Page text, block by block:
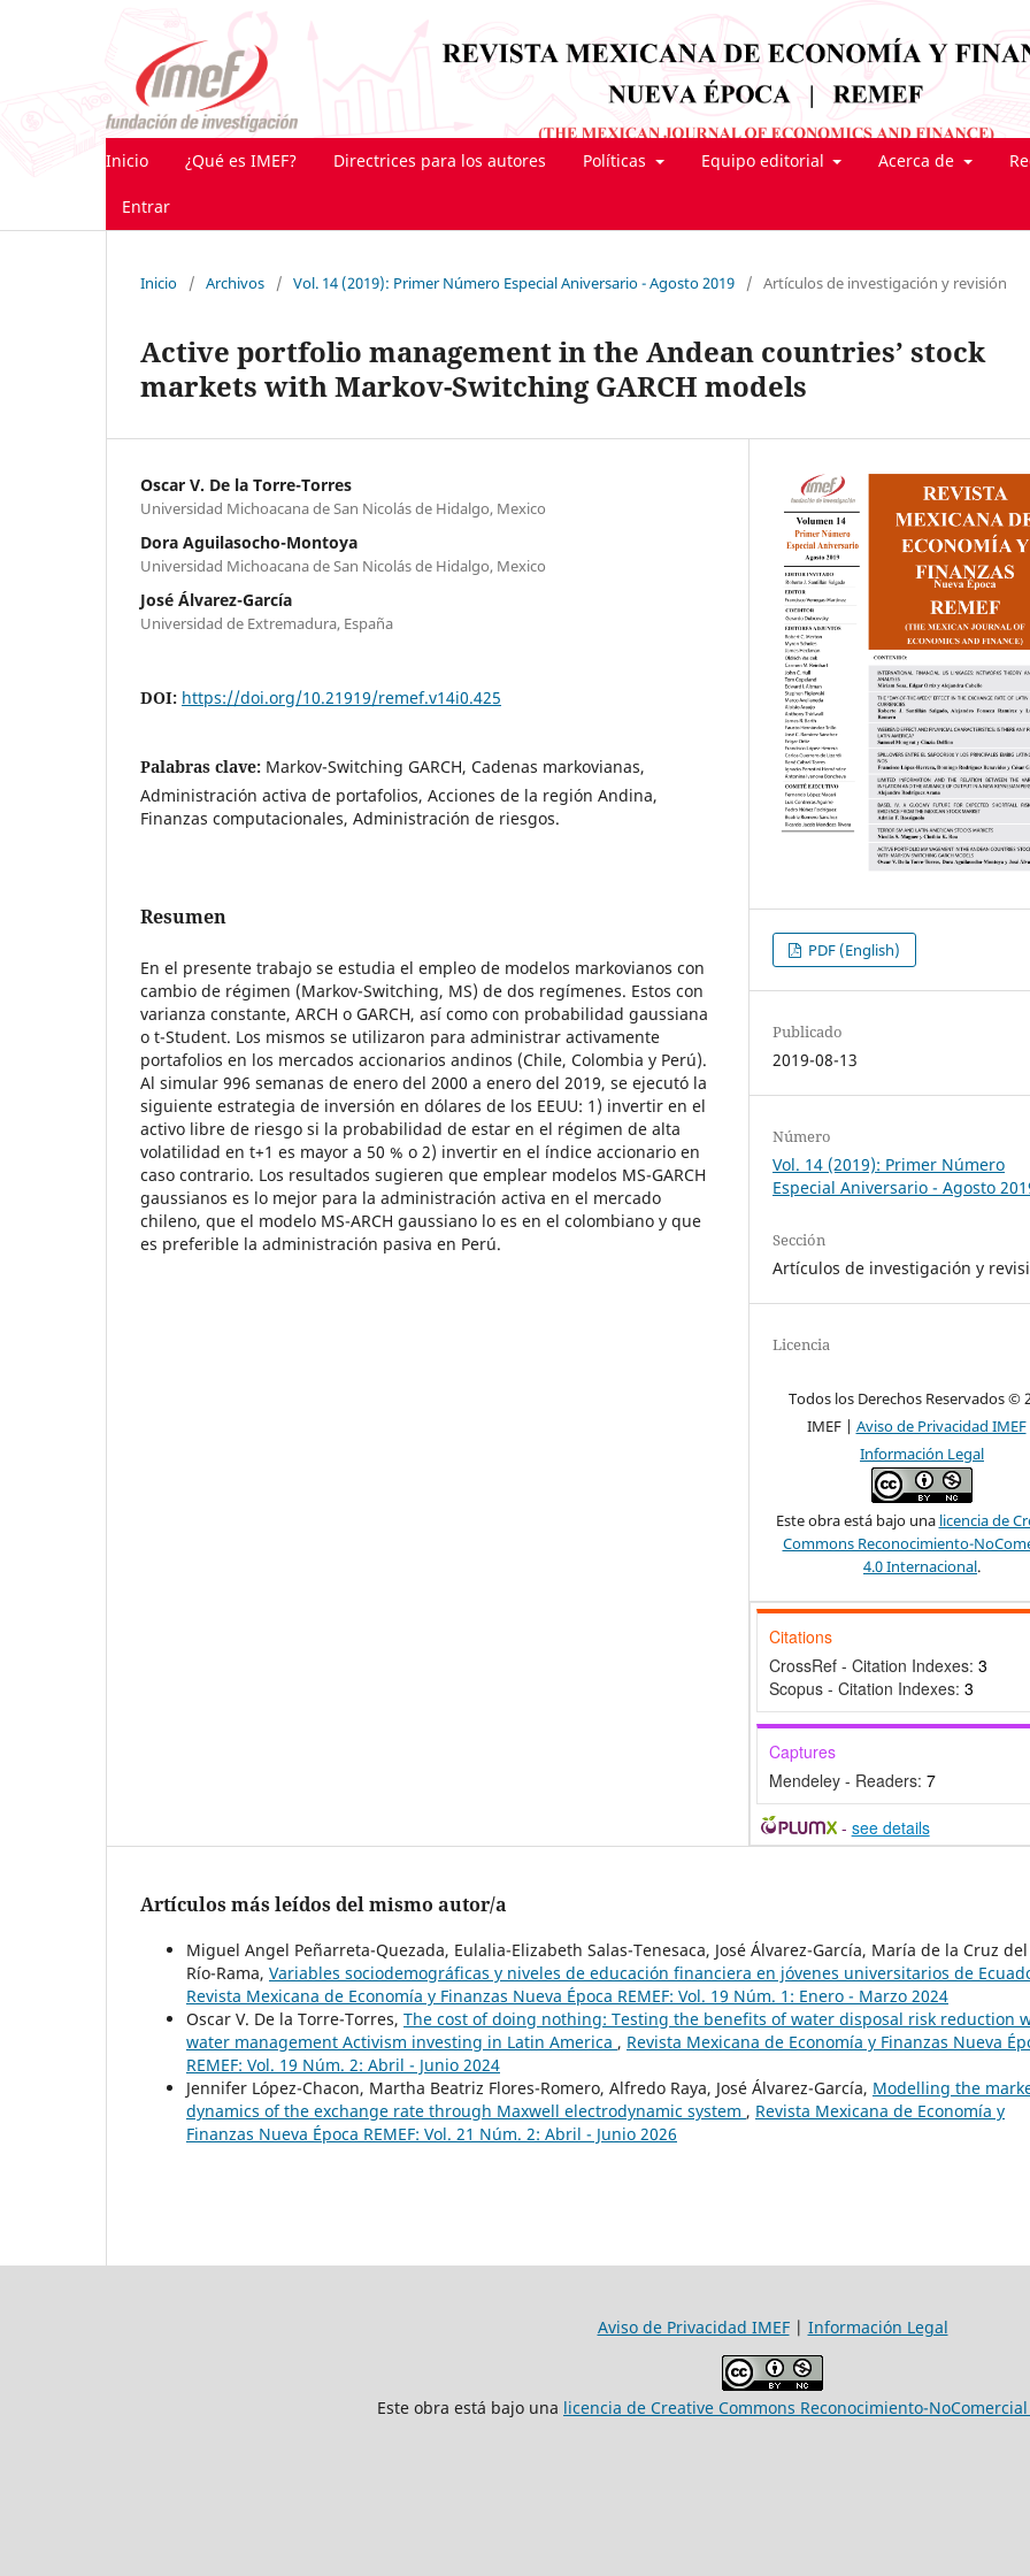
Inicio ¿Qué es IMEF? Directrices para los autores Políticas Equipo editorial Acerca de
Entrar
Inicio / Archivos / Vol. 14 (2019): Primer Número Especial Aniversario - Agosto 2019 / Artículos de investigación y revisión
Active portfolio management in the Andean countries’ stock
markets with Markov-Switching GARCH models
Oscar V. De la Torre-Torres
Universidad Michoacana de San Nicolás de Hidalgo, Mexico
Dora Aguilasocho-Montoya
Universidad Michoacana de San Nicolás de Hidalgo, Mexico
José Álvarez-García
Universidad de Extremadura, España
DOI: https://doi.org/10.21919/remef.v14i0.425
Palabras clave: Markov-Switching GARCH, Cadenas markovianas,
Administración activa de portafolios, Acciones de la región Andina,
Finanzas computacionales, Administración de riesgos.
Resumen
En el presente trabajo se estudia el empleo de modelos markovianos con
cambio de régimen (Markov-Switching, MS) de dos regímenes. Estos con
varianza constante, ARCH o GARCH, así como con probabilidad gaussiana
o t-Student. Los mismos se utilizaron para administrar activamente
portafolios en los mercados accionarios andinos (Chile, Colombia y Perú).
Al simular 996 semanas de enero del 2000 a enero del 2019, se ejecutó la
siguiente estrategia de inversión en dólares de los EEUU: 1) invertir en el
activo libre de riesgo si la probabilidad de estar en el régimen de alta
volatilidad en t+1 es mayor a 50 % o 2) invertir en el índice accionario en
caso contrario. Los resultados sugieren que emplear modelos MS-GARCH
gaussianos es lo mejor para la administración activa en el mercado
chileno, que el modelo MS-ARCH gaussiano lo es en el colombiano y que
es preferible la administración pasiva en Perú.
PDF (English)
Publicado
2019-08-13
Número
Vol. 14 (2019): Primer Número
Especial Aniversario - Agosto
Sección
Artículos de investigación y
Licencia
Todos los Derechos Reservados ©
IMEF | Aviso de Privacidad IMEF
Información Legal
Este obra está bajo una licencia de
Commons Reconocimiento-
4.0 Internacional.
Citations
CrossRef - Citation Indexes: 3
Scopus - Citation Indexes: 3
Captures
Mendeley - Readers: 7
- see details
Artículos más leídos del mismo autor/a
Miguel Angel Peñarreta-Quezada, Eulalia-Elizabeth Salas-Tenesaca, José Álvarez-García, María de la Cruz del
Río-Rama, Variables sociodemográficas y niveles de educación financiera en jóvenes universitarios de
Revista Mexicana de Economía y Finanzas Nueva Época REMEF: Vol. 19 Núm. 1: Enero - Marzo 2024
Oscar V. De la Torre-Torres, The cost of doing nothing: Testing the benefits of water disposal risk reduction
water management Activism investing in Latin America , Revista Mexicana de Economía y Finanzas Nueva
REMEF: Vol. 19 Núm. 2: Abril - Junio 2024
Jennifer López-Chacon, Martha Beatriz Flores-Romero, Alfredo Raya, José Álvarez-García, Modelling the
dynamics of the exchange rate through Maxwell electrodynamic system , Revista Mexicana de Economía y
Finanzas Nueva Época REMEF: Vol. 21 Núm. 2: Abril - Junio 2026
Aviso de Privacidad IMEF| Información Legal
Este obra está bajo una licencia de Creative Commons Reconocimiento-